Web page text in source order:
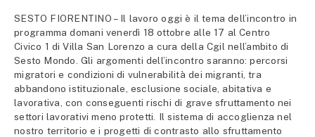
SESTO FIORENTINO – Il lavoro oggi è il tema dell’incontro in
programma domani venerdì 18 ottobre alle 17 al Centro
Civico 1 di Villa San Lorenzo a cura della Cgil nell’ambito di
Sesto Mondo. Gli argomenti dell’incontro saranno: percorsi
migratori e condizioni di vulnerabilità dei migranti, tra
abbandono istituzionale, esclusione sociale, abitativa e
lavorativa, con conseguenti rischi di grave sfruttamento nei
settori lavorativi meno protetti. Il sistema di accoglienza nel
nostro territorio e i progetti di contrasto allo sfruttamento